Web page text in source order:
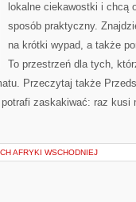
lokalne ciekawostki i chcą
sposób praktyczny.
na krótki wypad, a także
To przestrzeń dla tych,
Przeczytaj także
zaskakiwać: raz kusi
AFRYKI WSCHODNIEJ